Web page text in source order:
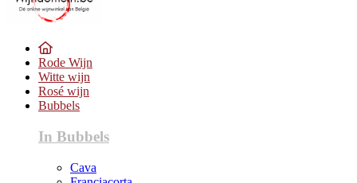
Rode Wijn
Witte wijn
Rosé wijn
Bubbels
In Bubbels
Cava